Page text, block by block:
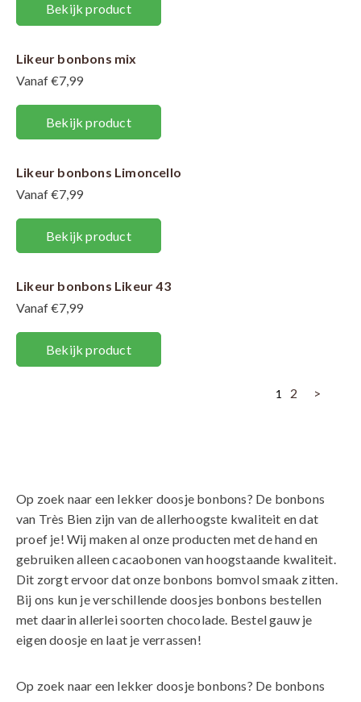
Bekijk product
Likeur bonbons mix
Vanaf €7,99
Bekijk product
Likeur bonbons Limoncello
Vanaf €7,99
Bekijk product
Likeur bonbons Likeur 43
Vanaf €7,99
Bekijk product
1 2 >
Op zoek naar een lekker doosje bonbons? De bonbons
van Très Bien zijn van de allerhoogste kwaliteit en dat
proef je! Wij maken al onze producten met de hand en
gebruiken alleen cacaobonen van hoogstaande kwaliteit.
Dit zorgt ervoor dat onze bonbons bomvol smaak zitten.
Bij ons kun je verschillende doosjes bonbons bestellen
met daarin allerlei soorten chocolade. Bestel gauw je
eigen doosje en laat je verrassen!
Op zoek naar een lekker doosje bonbons? De bonbons